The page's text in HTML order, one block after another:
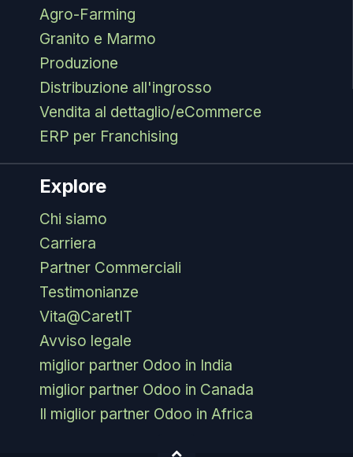
Agro-Farming
Granito e Marmo
Produzione
Distribuzione all'ingrosso
Vendita al dettaglio/eCommerce
ERP per Franchising
Explore
Chi siamo
Carriera
Partner Commerciali
Testimonianze
Vita@CaretIT
Avviso legale
miglior partner Odoo in India
miglior partner Odoo in Canada
Il miglior partner Odoo in Africa